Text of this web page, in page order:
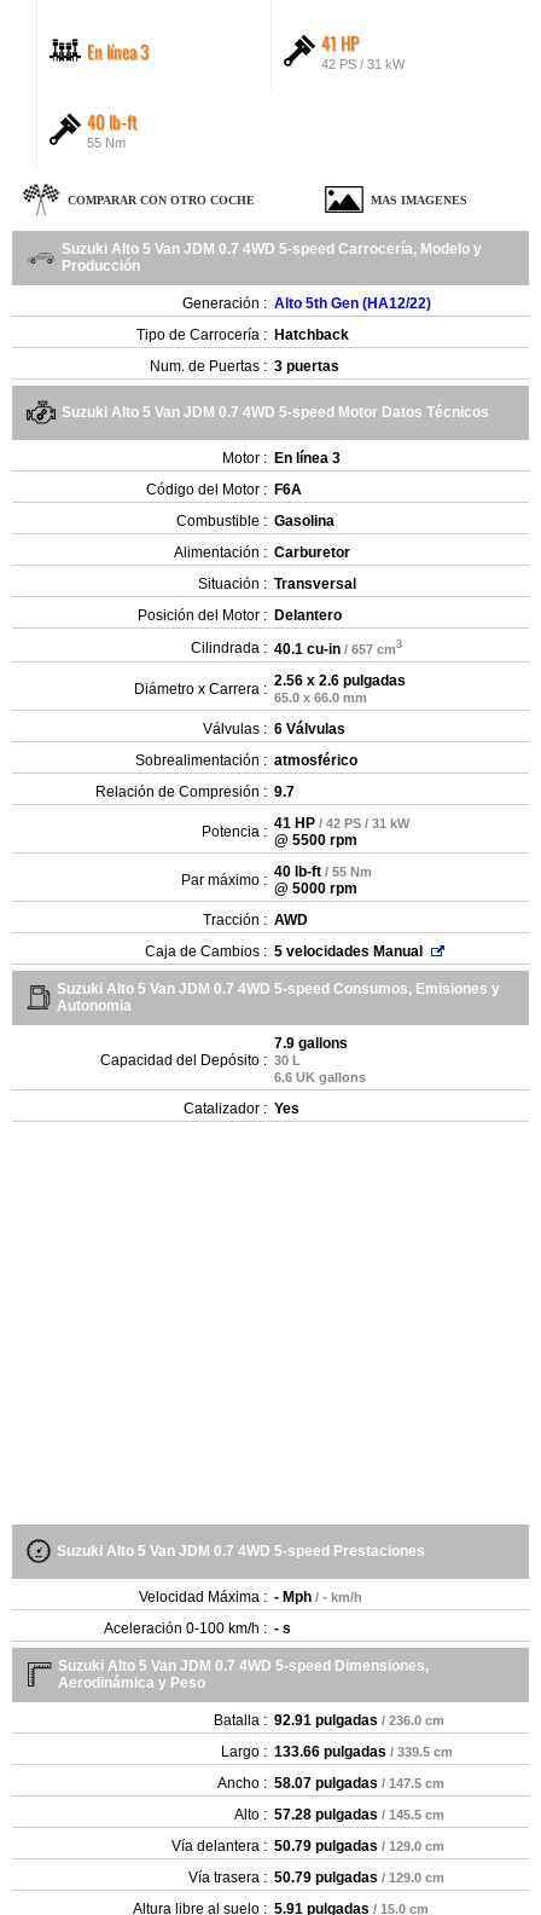
En línea 3 41 HP
42 PS / 31 kW
40 lb-ft
55 Nm
COMPARAR CON OTRO COCHE MAS IMAGENES
Suzuki Alto 5 Van JDM 0.7 4WD 5-speed Carrocería, Modelo y
Producción
Generación : Alto 5th Gen (HA12/22)
Tipo de Carrocería : Hatchback
Num. de Puertas : 3 puertas
Suzuki Alto 5 Van JDM 0.7 4WD 5-speed Motor Datos Técnicos
Motor : En línea 3
Código del Motor : F6A
Combustible : Gasolina
Alimentación : Carburetor
Situación : Transversal
Posición del Motor : Delantero
Cilindrada : 40.1 cu-in / 657 cm3
Diámetro x Carrera : 2.56 x 2.6 pulgadas
65.0 x 66.0 mm
Válvulas : 6 Válvulas
Sobrealimentación : atmosférico
Relación de Compresión : 9.7
Potencia : 41 HP / 42 PS / 31 kW
@ 5500 rpm
Par máximo : 40 lb-ft / 55 Nm
@ 5000 rpm
Tracción : AWD
Caja de Cambios : 5 velocidades Manual
Suzuki Alto 5 Van JDM 0.7 4WD 5-speed Consumos, Emisiones y
Autonomia
Capacidad del Depósito :
7.9 gallons
30 L
6.6 UK gallons
Catalizador : Yes
Suzuki Alto 5 Van JDM 0.7 4WD 5-speed Prestaciones
Velocidad Máxima : - Mph / - km/h
Aceleración 0-100 km/h : - s
Suzuki Alto 5 Van JDM 0.7 4WD 5-speed Dimensiones,
Aerodinámica y Peso
Batalla : 92.91 pulgadas / 236.0 cm
Largo : 133.66 pulgadas / 339.5 cm
Ancho : 58.07 pulgadas / 147.5 cm
Alto : 57.28 pulgadas / 145.5 cm
Vía delantera : 50.79 pulgadas / 129.0 cm
Vía trasera : 50.79 pulgadas / 129.0 cm
Altura libre al suelo : 5.91 pulgadas / 15.0 cm